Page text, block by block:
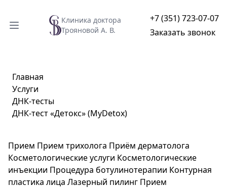
Клиника доктора
Трояновой А. В.
+7 (351) 723-07-07
Заказать звонок
Главная
Услуги
ДНК-тесты
ДНК-тест «Детокс» (MyDetox)
Прием Прием трихолога Приём дерматолога
Косметологические услуги Косметологические
инъекции Процедура ботулинотерапии Контурная
пластика лица Лазерный пилинг Прием